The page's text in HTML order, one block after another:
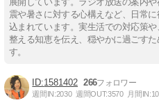
震や暑さに対する心構えなど、日常
込まれています。実生活での対応策
整える知恵を伝え、穏やかに過ごす
す。
1581402 266
週間IN:2030 週間OUT:3570 月間IN: